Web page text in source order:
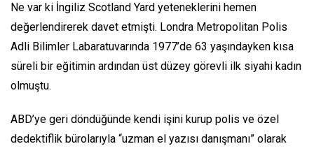
Ne var ki İngiliz Scotland Yard yeteneklerini hemen
değerlendirerek davet etmişti. Londra Metropolitan Polis
Adli Bilimler Labaratuvarında 1977’de 63 yaşındayken kısa
süreli bir eğitimin ardından üst düzey görevli ilk siyahi kadın
olmuştu.
ABD’ye geri döndüğünde kendi işini kurup polis ve özel
dedektiflik bürolarıyla “uzman el yazısı danışmanı” olarak